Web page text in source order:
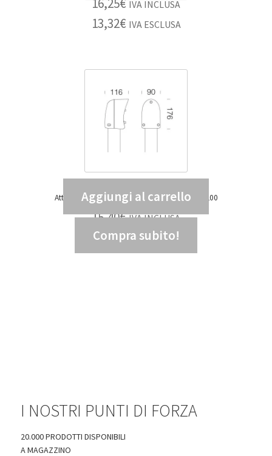
IVA INCLUSA
13,32€ IVA ESCLUSA
Attacco palo GARDEN 452 NERO – DIS 99125200
15,40€ IVA INCLUSA
12,62€ IVA ESCLUSA
Aggiungi al carrello
Compra subito!
I NOSTRI PUNTI DI FORZA
20.000 PRODOTTI DISPONIBILI
A MAGAZZINO